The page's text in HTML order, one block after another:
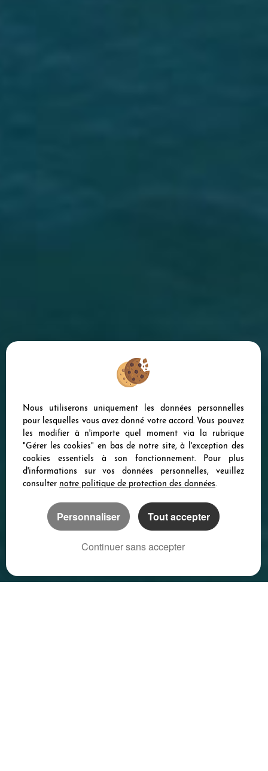
Nous utiliserons uniquement les données personnelles
pour lesquelles vous avez donné votre accord. Vous pouvez
les modifier à n'importe quel moment via la rubrique
"Gérer les cookies" en bas de notre site, à l'exception des
cookies essentiels à son fonctionnement. Pour plus
d'informations sur vos données personnelles, veuillez
consulter notre politique de protection des données.
Personnaliser Tout accepter
Continuer sans accepter